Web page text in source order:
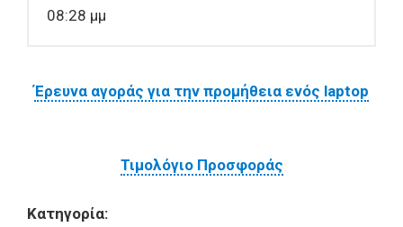
08:28 μμ
Έρευνα αγοράς για την προμήθεια ενός laptop
Τιμολόγιο Προσφοράς
Κατηγορία: